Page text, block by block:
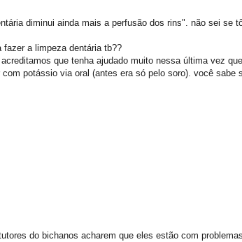
diminui ainda mais a perfusão dos rins". não sei se
a limpeza dentária tb??
que tenha ajudado muito nessa última vez que
potássio via oral (antes era só pelo soro). você sabe
do bichanos acharem que eles estão com problemas